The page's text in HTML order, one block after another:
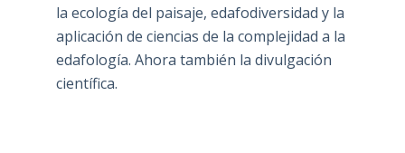
la ecología del paisaje, edafodiversidad y la
aplicación de ciencias de la complejidad a la
edafología. Ahora también la divulgación
científica.